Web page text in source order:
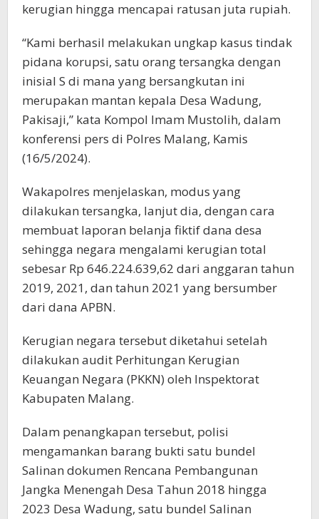
kerugian hingga mencapai ratusan juta rupiah.
“Kami berhasil melakukan ungkap kasus tindak
pidana korupsi, satu orang tersangka dengan
inisial S di mana yang bersangkutan ini
merupakan mantan kepala Desa Wadung,
Pakisaji,” kata Kompol Imam Mustolih, dalam
konferensi pers di Polres Malang, Kamis
(16/5/2024).
Wakapolres menjelaskan, modus yang
dilakukan tersangka, lanjut dia, dengan cara
membuat laporan belanja fiktif dana desa
sehingga negara mengalami kerugian total
sebesar Rp 646.224.639,62 dari anggaran tahun
2019, 2021, dan tahun 2021 yang bersumber
dari dana APBN.
Kerugian negara tersebut diketahui setelah
dilakukan audit Perhitungan Kerugian
Keuangan Negara (PKKN) oleh Inspektorat
Kabupaten Malang.
Dalam penangkapan tersebut, polisi
mengamankan barang bukti satu bundel
Salinan dokumen Rencana Pembangunan
Jangka Menengah Desa Tahun 2018 hingga
2023 Desa Wadung, satu bundel Salinan